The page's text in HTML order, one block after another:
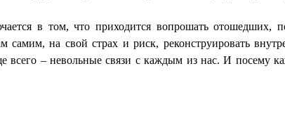
в том, что приходится вопрошать
самим, на свой страх и риск, реконструировать
– невольные связи с каждым из нас. И посему